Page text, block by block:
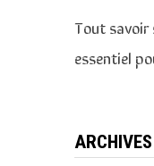
Tout savoir
essentiel
ARCHIVES